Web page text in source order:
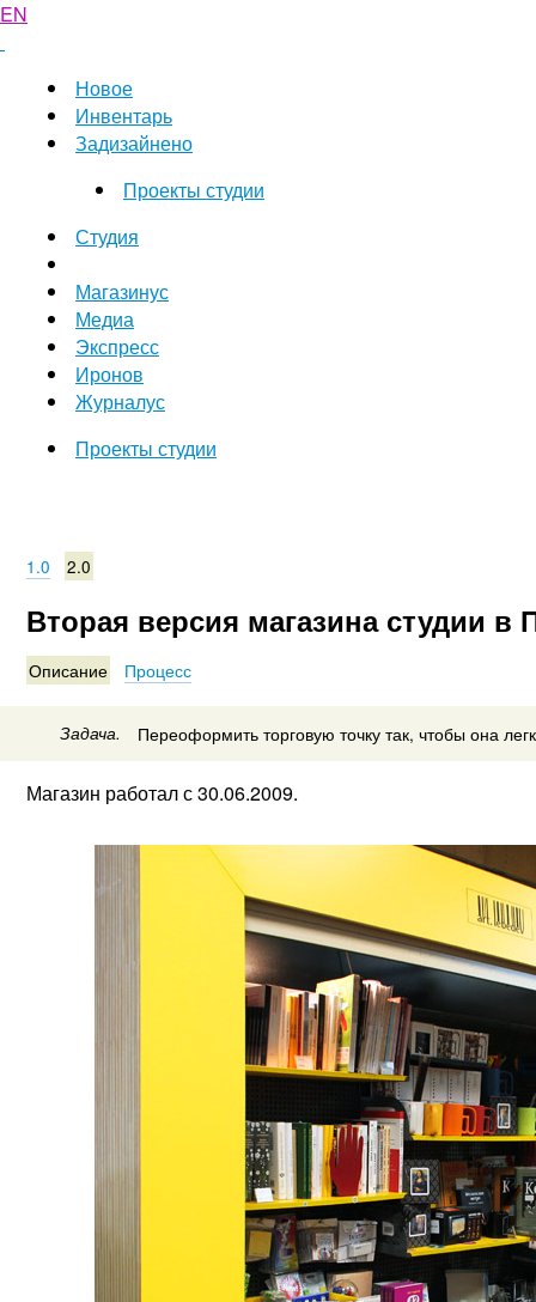
EN
Новое
Инвентарь
Задизайнено
Проекты студии
Студия
Магазинус
Медиа
Экспресс
Иронов
Журналус
Проекты студии
1.0 2.0
Вторая версия магазина студии
Описание Процесс
Задача. Переоформить торговую точку так, чтобы она
Магазин работал с 30.06.2009.